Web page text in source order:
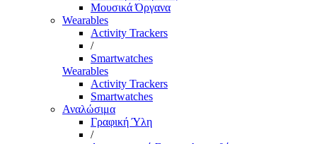
Μουσικά Όργανα
Wearables
Activity Trackers
/
Smartwatches
Wearables
Activity Trackers
Smartwatches
Αναλώσιμα
Γραφική Ύλη
/